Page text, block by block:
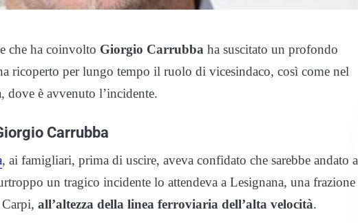
che ha coinvolto Giorgio Carrubba ha suscitato un profondo
ricoperto per lungo tempo il ruolo di vicesindaco, così come nel
dove è avvenuto l’incidente.
Carrubba
, ai famigliari, prima di uscire, aveva confidato che sarebbe andato a
un tragico incidente lo attendeva a Lesignana, una frazione
all’altezza della linea ferroviaria dell’alta velocità.